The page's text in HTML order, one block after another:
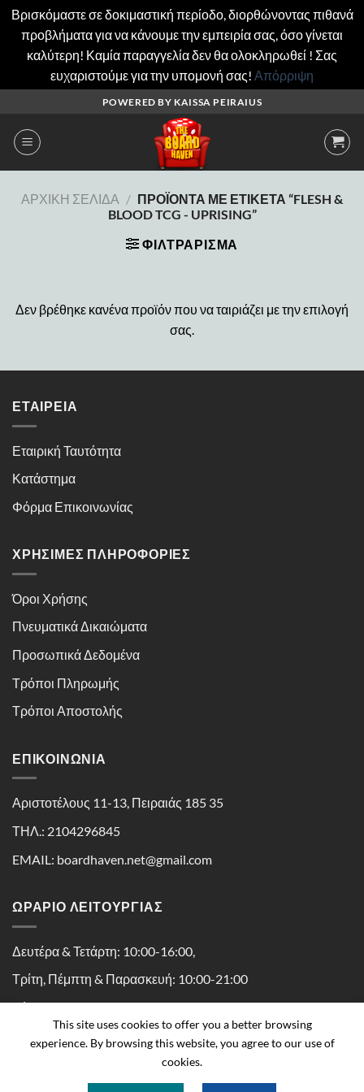
Βρισκόμαστε σε δοκιμαστική περίοδο, διορθώνοντας πιθανά
προβλήματα για να κάνουμε την εμπειρία σας, όσο γίνεται
καλύτερη! Καμία παραγγελία δεν θα ολοκληρωθεί ! Σας
ευχαριστούμε για την υπομονή σας! Απόρριψη
περιεχόμενο
POWERED BY KAISSA PEIRAIUS
ΑΡΧΙΚΉ ΣΕΛΊΔΑ / ΠΡΟΪΌΝΤΑ ΜΕ ΕΤΙΚΈΤΑ “FLESH &
BLOOD TCG - UPRISING”
ΦΙΛΤΡΆΡΙΣΜΑ
Δεν βρέθηκε κανένα προϊόν που να ταιριάζει με την επιλογή
σας.
ΕΤΑΙΡΕΊΑ
Εταιρική Ταυτότητα
Κατάστημα
Φόρμα Επικοινωνίας
ΧΡΉΣΙΜΕΣ ΠΛΗΡΟΦΟΡΊΕΣ
Όροι Χρήσης
Πνευματικά Δικαιώματα
Προσωπικά Δεδομένα
Τρόποι Πληρωμής
Τρόποι Αποστολής
ΕΠΙΚΟΙΝΩΝΊΑ
Αριστοτέλους 11-13, Πειραιάς 185 35
ΤΗΛ.: 2104296845
EMAIL: boardhaven.net@gmail.com
ΩΡΑΡΙΟ ΛΕΙΤΟΥΡΓΙΑΣ
Δευτέρα & Τετάρτη: 10:00-16:00,
Τρίτη, Πέμπτη & Παρασκευή: 10:00-21:00
Σάββατο: 10:00-16:30
This site uses cookies to offer you a better browsing
experience. By browsing this website, you agree to our use of
cookies.